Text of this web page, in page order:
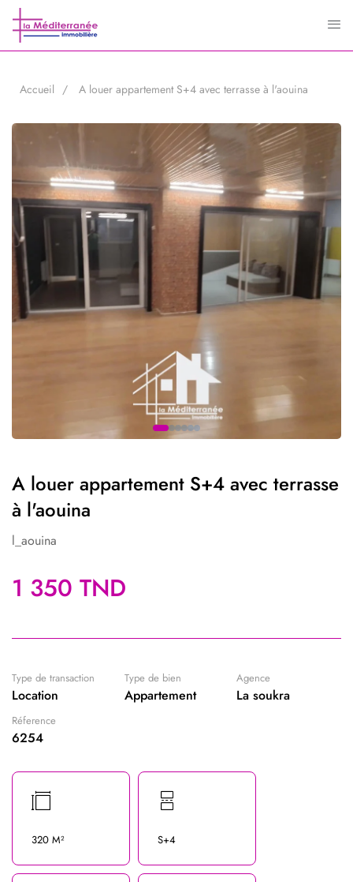
Accueil A louer appartement S+4 avec terrasse à l'aouina
A louer appartement S+4 avec terrasse
à l'aouina
l_aouina
1 350 TND
Type de transaction
Location
Type de bien
Appartement
Agence
La soukra
Réference
6254
320 M² S+4